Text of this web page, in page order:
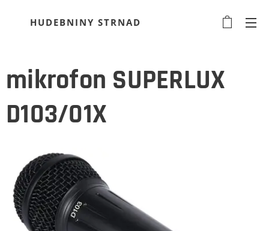
HUDEBNINY STRNAD
mikrofon SUPERLUX
D103/01X